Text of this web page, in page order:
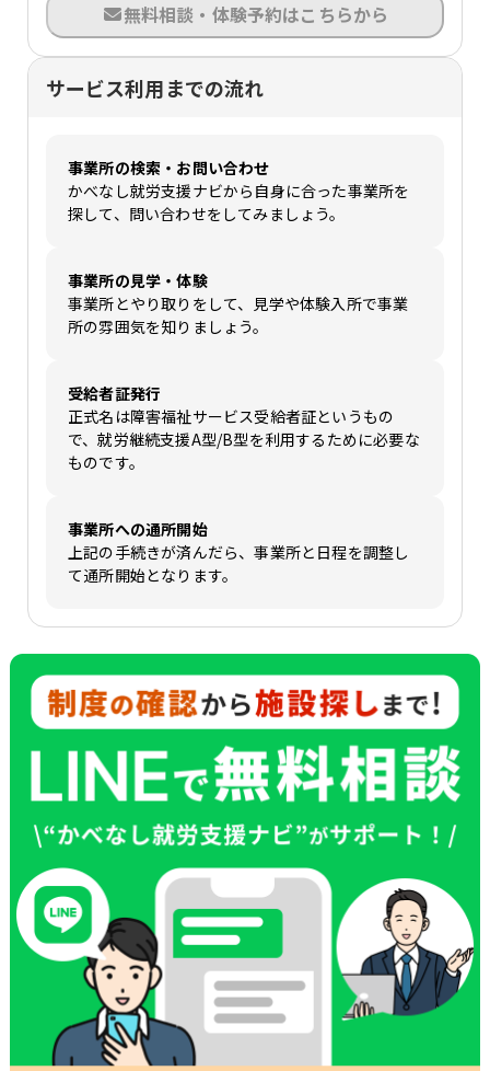
無料相談・体験予約はこちらから
サービス利用までの流れ
事業所の検索・お問い合わせ
かべなし就労支援ナビから自身に合った事業所を
探して、問い合わせをしてみましょう。
事業所の見学・体験
事業所とやり取りをして、見学や体験入所で事業
所の雰囲気を知りましょう。
受給者証発行
正式名は障害福祉サービス受給者証というもの
で、就労継続支援A型/B型を利用するために必要な
ものです。
事業所への通所開始
上記の手続きが済んだら、事業所と日程を調整し
て通所開始となります。